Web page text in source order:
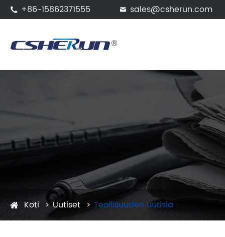
 +86-15862371555  sales@csherun.com
Koti Uutiset Teollisuuden uutisia